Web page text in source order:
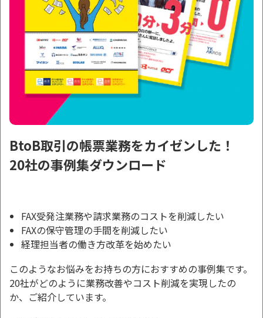
BtoB取引の帳票業務をカイゼンした！
20社の事例集ダウンロード
FAX受発注業務や請求業務のコストを削減したい
FAXの保守管理の手間を削減したい
経理担当者の働き方改革を始めたい
このようなお悩みをお持ちの方におすすめの事例集です。
20社がどのように業務改善やコスト削減を実現したの
か、ご紹介しています。